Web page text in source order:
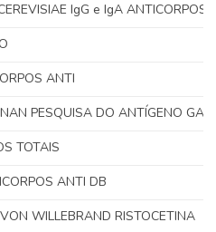
IgG e IgA ANTICORPOS
ANTI
PESQUISA DO ANTÍGENO
TOTAIS
ANTI DB
WILLEBRAND RISTOCETINA